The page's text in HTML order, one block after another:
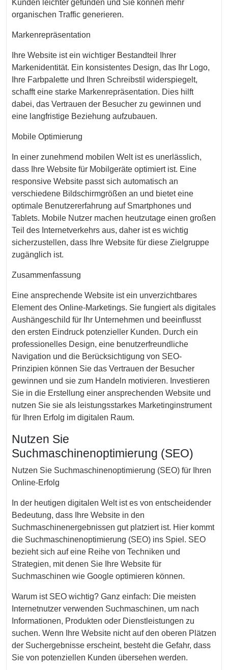
Kunden leichter gefunden und Sie können mehr
organischen Traffic generieren.
Markenrepräsentation
Ihre Website ist ein wichtiger Bestandteil Ihrer
Markenidentität. Ein konsistentes Design, das Ihr Logo,
Ihre Farbpalette und Ihren Schreibstil widerspiegelt,
schafft eine starke Markenrepräsentation. Dies hilft
dabei, das Vertrauen der Besucher zu gewinnen und
eine langfristige Beziehung aufzubauen.
Mobile Optimierung
In einer zunehmend mobilen Welt ist es unerlässlich,
dass Ihre Website für Mobilgeräte optimiert ist. Eine
responsive Website passt sich automatisch an
verschiedene Bildschirmgrößen an und bietet eine
optimale Benutzererfahrung auf Smartphones und
Tablets. Mobile Nutzer machen heutzutage einen großen
Teil des Internetverkehrs aus, daher ist es wichtig
sicherzustellen, dass Ihre Website für diese Zielgruppe
zugänglich ist.
Zusammenfassung
Eine ansprechende Website ist ein unverzichtbares
Element des Online-Marketings. Sie fungiert als digitales
Aushängeschild für Ihr Unternehmen und beeinflusst
den ersten Eindruck potenzieller Kunden. Durch ein
professionelles Design, eine benutzerfreundliche
Navigation und die Berücksichtigung von SEO-
Prinzipien können Sie das Vertrauen der Besucher
gewinnen und sie zum Handeln motivieren. Investieren
Sie in die Erstellung einer ansprechenden Website und
nutzen Sie sie als leistungsstarkes Marketinginstrument
für Ihren Erfolg im digitalen Raum.
Nutzen Sie
Suchmaschinenoptimierung (SEO)
Nutzen Sie Suchmaschinenoptimierung (SEO) für Ihren
Online-Erfolg
In der heutigen digitalen Welt ist es von entscheidender
Bedeutung, dass Ihre Website in den
Suchmaschinenergebnissen gut platziert ist. Hier kommt
die Suchmaschinenoptimierung (SEO) ins Spiel. SEO
bezieht sich auf eine Reihe von Techniken und
Strategien, mit denen Sie Ihre Website für
Suchmaschinen wie Google optimieren können.
Warum ist SEO wichtig? Ganz einfach: Die meisten
Internetnutzer verwenden Suchmaschinen, um nach
Informationen, Produkten oder Dienstleistungen zu
suchen. Wenn Ihre Website nicht auf den oberen Plätzen
der Suchergebnisse erscheint, besteht die Gefahr, dass
Sie von potenziellen Kunden übersehen werden.